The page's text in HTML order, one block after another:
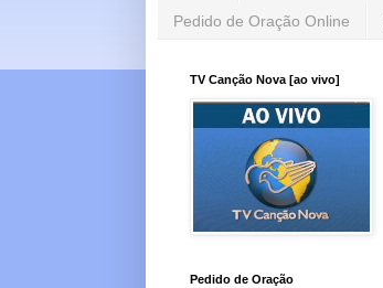
Pedido de Oração Online
TV Canção Nova [ao vivo]
Pedido de Oração